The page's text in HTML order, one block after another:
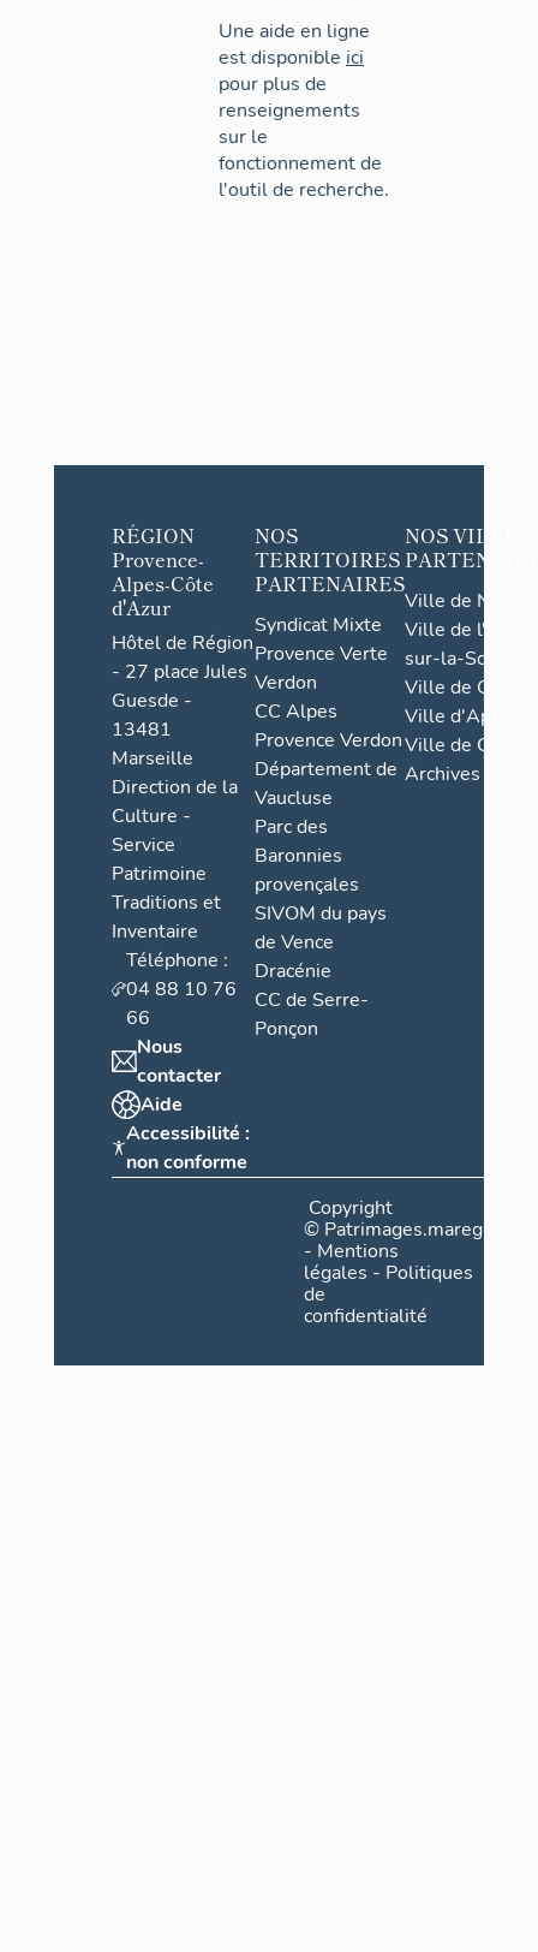
Une aide en ligne
est disponible ici
pour plus de
renseignements
sur le
fonctionnement de
l'outil de recherche.
RÉGION
Provence-
Alpes-Côte
d'Azur
Hôtel de Région
- 27 place Jules
Guesde -
13481
Marseille
Direction de la
Culture -
Service
Patrimoine
Traditions et
Inventaire
Téléphone :
04 88 10 76
66
Nous
contacter
Aide
Accessibilité :
non conforme
NOS
TERRITOIRES
PARTENAIRES
Syndicat Mixte
Provence Verte
Verdon
CC Alpes
Provence Verdon
Département de
Vaucluse
Parc des
Baronnies
provençales
SIVOM du pays
de Vence
Dracénie
CC de Serre-
Ponçon
NOS VILLES
Ville de Nice
Ville de l'Isle-
sur-la-Sorgue
Ville de Grasse
Ville d'Apt
Ville de
Archives
Copyright
©
- Mentions
légales - Politiques
de
confidentialité